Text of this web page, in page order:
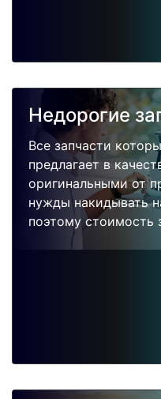
Недорогие
Все запчасти
предлагает в
оригинальными от
нужды накидывать
поэтому стоимость